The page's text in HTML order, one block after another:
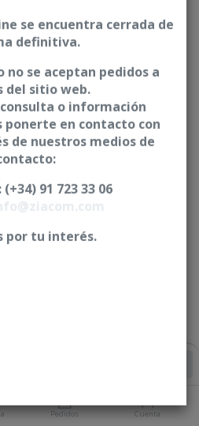
Pedidos Cuenta
Pick-Up -
se encuentra cerrada de
definitiva.
no se aceptan pedidos a
del sitio web.
o información
ponerte en contacto con
de nuestros medios de
91 723 33 06
por tu interés.